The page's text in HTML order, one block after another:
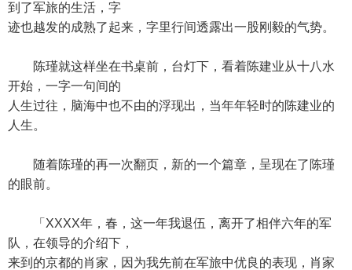
到了军旅的生活，字
迹也越发的成熟了起来，字里行间透露出一股刚毅的气势。
陈瑾就这样坐在书桌前，台灯下，看着陈建业从十八水
开始，一字一句间的
人生过往，脑海中也不由的浮现出，当年年轻时的陈建业的
人生。
随着陈瑾的再一次翻页，新的一个篇章，呈现在了陈瑾
的眼前。
「XXXX年，春，这一年我退伍，离开了相伴六年的军
队，在领导的介绍下，
来到的京都的肖家，因为我先前在军旅中优良的表现，肖家